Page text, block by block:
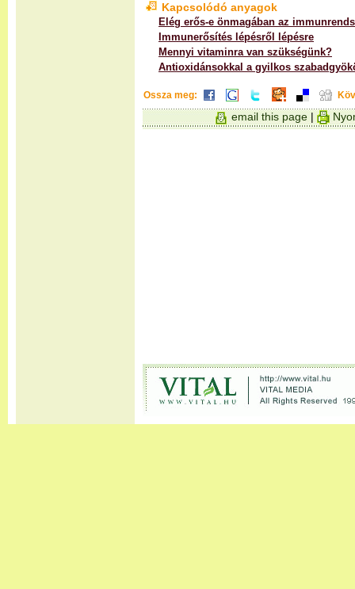
Kapcsolódó anyagok
Elég erős-e önmagában az
Immunerősítés lépésről lépésre
Mennyi vitaminra van szükségünk?
Antioxidánsokkal a gyilkos
Ossza meg:
email this page|